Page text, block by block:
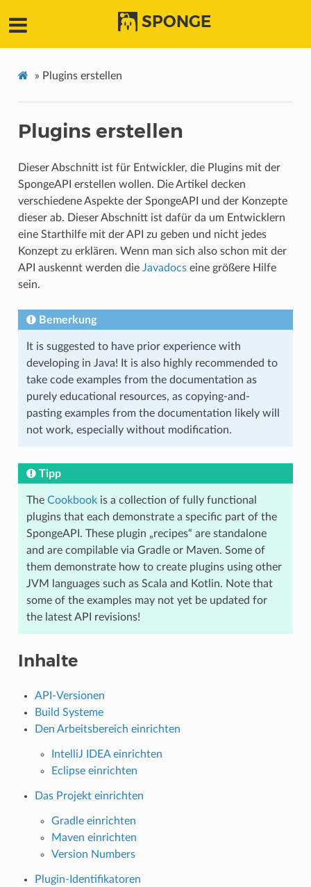
SPONGE
» Plugins erstellen
Plugins erstellen
Dieser Abschnitt ist für Entwickler, die Plugins mit der
SpongeAPI erstellen wollen. Die Artikel decken
verschiedene Aspekte der SpongeAPI und der Konzepte
dieser ab. Dieser Abschnitt ist dafür da um Entwicklern
eine Starthilfe mit der API zu geben und nicht jedes
Konzept zu erklären. Wenn man sich also schon mit der
API auskennt werden die Javadocseine größere Hilfe
sein.
Bemerkung
It is suggested to have prior experience with
developing in Java! It is also highly recommended to
take code examples from the documentation as
purely educational resources, as copying-and-
pasting examples from the documentation likely will
not work, especially without modification.
Tipp
The Cookbookis a collection of fully functional
plugins that each demonstrate a specific part of the
SpongeAPI. These plugin „recipes“ are standalone
and are compilable via Gradle or Maven. Some of
them demonstrate how to create plugins using other
JVM languages such as Scala and Kotlin. Note that
some of the examples may not yet be updated for
the latest API revisions!
Inhalte
API-Versionen
Build Systeme
Den Arbeitsbereich einrichten
IntelliJ IDEA einrichten
Eclipse einrichten
Das Projekt einrichten
Gradle einrichten
Maven einrichten
Version Numbers
Plugin-Identifikatoren